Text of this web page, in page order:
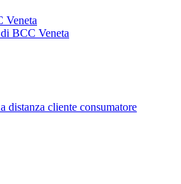
Veneta
BCC Veneta
distanza cliente consumatore